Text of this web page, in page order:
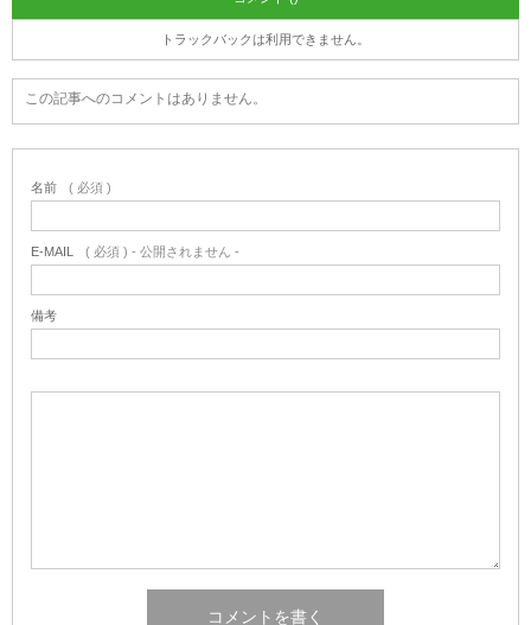
トラックバックは利用できません。
この記事へのコメントはありません。
名前 ( 必須 )
E-MAIL ( 必須 ) - 公開されません -
備考